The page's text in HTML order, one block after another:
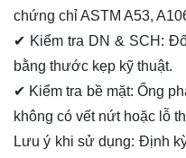
chứng chỉ ASTM A53,
✔ Kiểm tra DN & SCH :
bằng thước kẹp kỹ thuật.
✔ Kiểm tra bề mặt: Ống
không có vết nứt hoặc lỗ
Lưu ý khi sử dụng: Định